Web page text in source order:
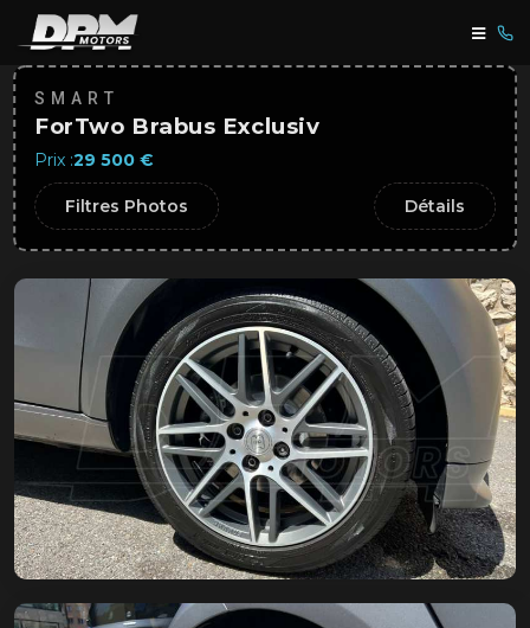
SMART
ForTwo Brabus Exclusiv
Prix :29 500 €
Filtres Photos Détails